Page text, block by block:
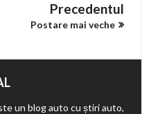
Precedentul
Postare mai veche
un blog auto cu știri auto,